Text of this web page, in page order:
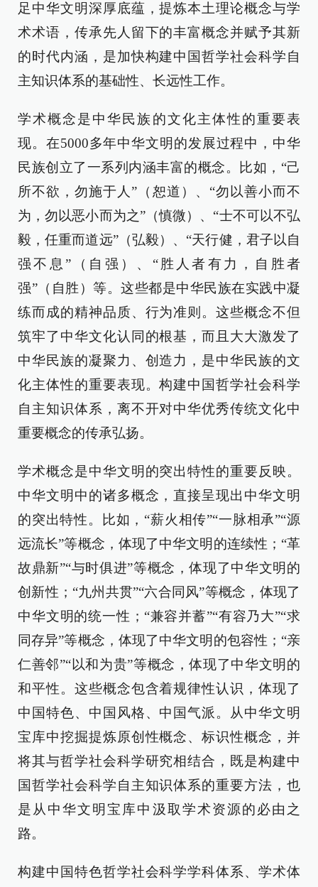
足中华文明深厚底蕴，提炼本土理论概念与学
术术语，传承先人留下的丰富概念并赋予其新
的时代内涵，是加快构建中国哲学社会科学自
主知识体系的基础性、长远性工作。
学术概念是中华民族的文化主体性的重要表
现。在5000多年中华文明的发展过程中，中华
民族创立了一系列内涵丰富的概念。比如，“己
所不欲，勿施于人”（恕道）、“勿以善小而不
为，勿以恶小而为之”（慎微）、“士不可以不弘
毅，任重而道远”（弘毅）、“天行健，君子以自
强不息”（自强）、“胜人者有力，自胜者
强”（自胜）等。这些都是中华民族在实践中凝
练而成的精神品质、行为准则。这些概念不但
筑牢了中华文化认同的根基，而且大大激发了
中华民族的凝聚力、创造力，是中华民族的文
化主体性的重要表现。构建中国哲学社会科学
自主知识体系，离不开对中华优秀传统文化中
重要概念的传承弘扬。
学术概念是中华文明的突出特性的重要反映。
中华文明中的诸多概念，直接呈现出中华文明
的突出特性。比如，“薪火相传”“一脉相承”“源
远流长”等概念，体现了中华文明的连续性；“革
故鼎新”“与时俱进”等概念，体现了中华文明的
创新性；“九州共贯”“六合同风”等概念，体现了
中华文明的统一性；“兼容并蓄”“有容乃大”“求
同存异”等概念，体现了中华文明的包容性；“亲
仁善邻”“以和为贵”等概念，体现了中华文明的
和平性。这些概念包含着规律性认识，体现了
中国特色、中国风格、中国气派。从中华文明
宝库中挖掘提炼原创性概念、标识性概念，并
将其与哲学社会科学研究相结合，既是构建中
国哲学社会科学自主知识体系的重要方法，也
是从中华文明宝库中汲取学术资源的必由之
路。
构建中国特色哲学社会科学学科体系、学术体